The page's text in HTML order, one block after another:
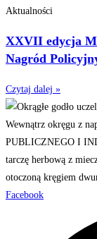
Aktualności
XXVII edycja
Nagród
Czytaj dalej »
Facebook